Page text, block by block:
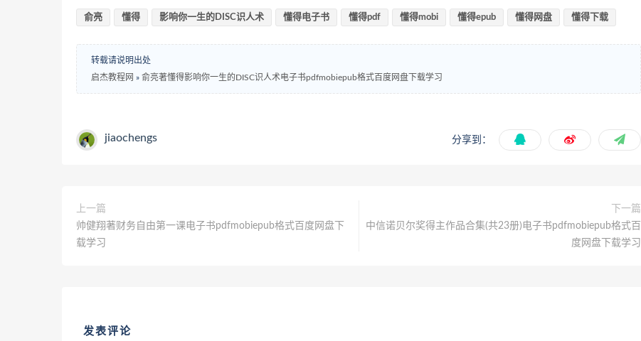
俞亮 懂得 影响你一生的DISC识人术 懂得电子书 懂得pdf 懂得mobi 懂得epub 懂得网盘 懂得下载
转载请说明出处
启杰教程网 » 俞亮著懂得影响你一生的DISC识人术电子书pdfmobiepub格式百度网盘下载学习
jiaochengs 分享到：
上一篇
帅健翔著财务自由第一课电子书pdfmobiepub格式百度网盘下
载学习
下一篇
中信诺贝尔奖得主作品合集(共23册)电子书pdfmobiepub格式百
度网盘下载学习
发表评论